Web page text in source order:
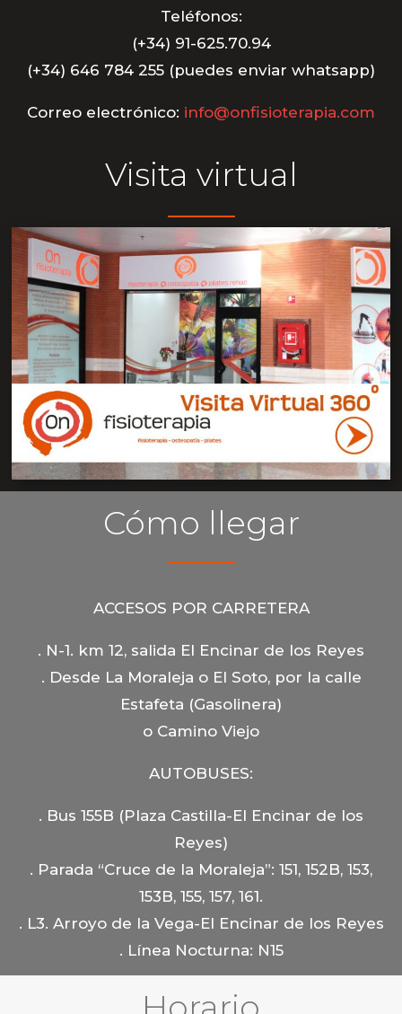
Teléfonos:
(+34) 91-625.70.94
(+34) 646 784 255 (puedes enviar whatsapp)
Correo electrónico: info@onfisioterapia.com
Visita virtual
Cómo llegar
ACCESOS POR CARRETERA
. N-1. km 12, salida El Encinar de los Reyes
. Desde La Moraleja o El Soto, por la calle
Estafeta (Gasolinera)
o Camino Viejo
AUTOBUSES:
. Bus 155B (Plaza Castilla-El Encinar de los
Reyes)
. Parada “Cruce de la Moraleja”: 151, 152B, 153,
153B, 155, 157, 161.
. L3. Arroyo de la Vega-El Encinar de los Reyes
. Línea Nocturna: N15